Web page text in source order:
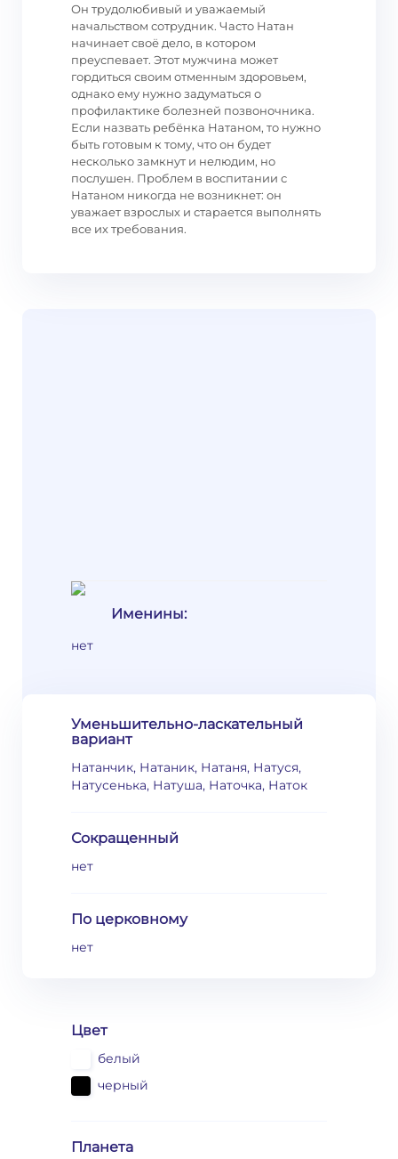
Он трудолюбивый и уважаемый
начальством сотрудник. Часто Натан
начинает своё дело, в котором
преуспевает. Этот мужчина может
гордиться своим отменным здоровьем,
однако ему нужно задуматься о
профилактике болезней позвоночника.
Если назвать ребёнка Натаном, то нужно
быть готовым к тому, что он будет
несколько замкнут и нелюдим, но
послушен. Проблем в воспитании с
Натаном никогда не возникнет: он
уважает взрослых и старается выполнять
все их требования.
Именины:
нет
Уменьшительно-ласкательный
вариант
Натанчик, Натаник, Натаня, Натуся,
Натусенька, Натуша, Наточка, Наток
Сокращенный
нет
По церковному
нет
Цвет
белый
черный
Планета